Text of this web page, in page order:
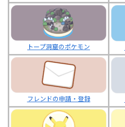
トープ洞窟のポケモン
フレンドの申請・登録